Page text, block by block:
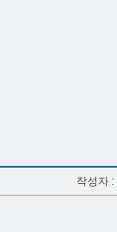
작성자 :